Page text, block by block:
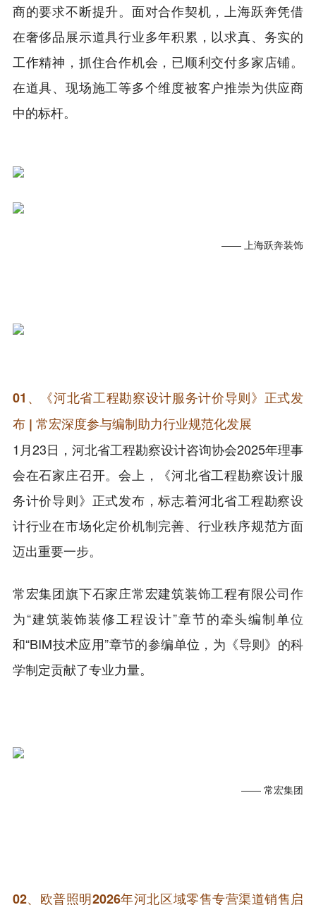
商的要求不断提升。面对合作契机，上海跃奔凭借
在奢侈品展示道具行业多年积累，以求真、务实的
工作精神，抓住合作机会，已顺利交付多家店铺。
在道具、现场施工等多个维度被客户推崇为供应商
中的标杆。
—— 上海跃奔装饰
01、《河北省工程勘察设计服务计价导则》正式发
布 | 常宏深度参与编制助力行业规范化发展
1月23日，河北省工程勘察设计咨询协会2025年理事
会在石家庄召开。会上，《河北省工程勘察设计服
务计价导则》正式发布，标志着河北省工程勘察设
计行业在市场化定价机制完善、行业秩序规范方面
迈出重要一步。
常宏集团旗下石家庄常宏建筑装饰工程有限公司作
为“建筑装饰装修工程设计”章节的牵头编制单位
和“BIM技术应用”章节的参编单位，为《导则》的科
学制定贡献了专业力量。
—— 常宏集团
02、欧普照明2026年河北区域零售专营渠道销售启